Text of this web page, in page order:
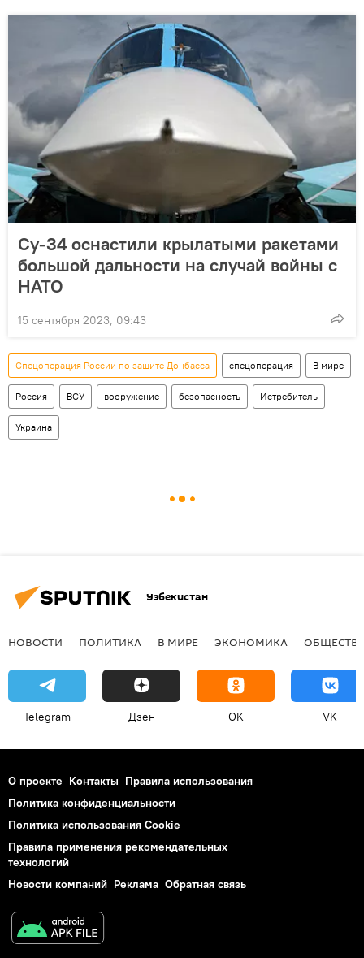
Су-34 оснастили крылатыми ракетами
большой дальности на случай войны с
НАТО
15 сентября 2023, 09:43
Спецоперация России по защите Донбасса спецоперация В мире
Россия ВСУ вооружение безопасность Истребитель
Украина
Узбекистан
НОВОСТИ ПОЛИТИКА В МИРЕ ЭКОНОМИКА
Telegram Дзен OK VK
О проекте Контакты Правила использования
Политика конфиденциальности
Политика использования Cookie
Правила применения рекомендательных
технологий
Новости компаний Реклама Обратная связь